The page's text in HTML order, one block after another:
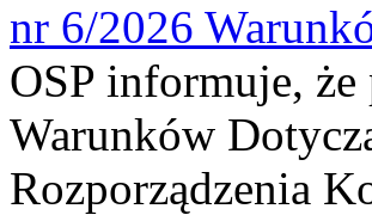
nr 6/2026
OSP informuje,
Warunków
Rozporządzenia